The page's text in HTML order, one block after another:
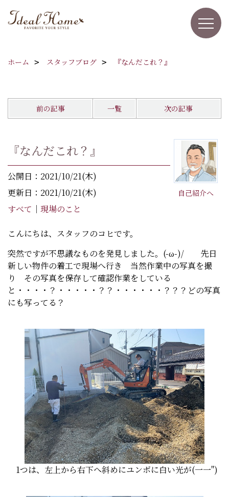
ホーム スタッフブログ 『なんだこれ？』
前の記事 一覧 次の記事
自己紹介へ
『なんだこれ？』
公開日：2021/10/21(木)
更新日：2021/10/21(木)
すべて ｜ 現場のこと
こんにちは、スタッフのコヒです。
突然ですが不思議なものを発見しました。(-ω-)/ 先日
新しい物件の着工で現場へ行き 当然作業中の写真を撮
り その写真を保存して確認作業をしている
と・・・・？・・・・・？？・・・・・・？？？どの写真
にも写ってる？
1つは、左上から右下へ斜めにユンボに白い光が(一一")